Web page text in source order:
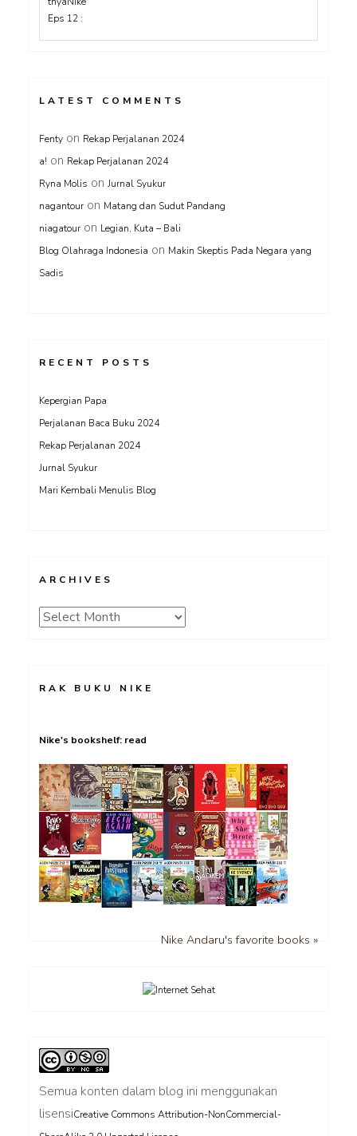
LATEST COMMENTS
Fenty on Rekap Perjalanan 2024
a! on Rekap Perjalanan 2024
Ryna Molis on Jurnal Syukur
nagantour on Matang dan Sudut Pandang
niagatour on Legian, Kuta – Bali
Blog Olahraga Indonesia on Makin Skeptis Pada Negara yang
Sadis
RECENT POSTS
Kepergian Papa
Perjalanan Baca Buku 2024
Rekap Perjalanan 2024
Jurnal Syukur
Mari Kembali Menulis Blog
ARCHIVES
Archives
RAK BUKU NIKE
Nike's bookshelf: read
Nike Andaru's favorite books »
Semua konten dalam blog ini menggunakan
lisensiCreative Commons Attribution-NonCommercial-